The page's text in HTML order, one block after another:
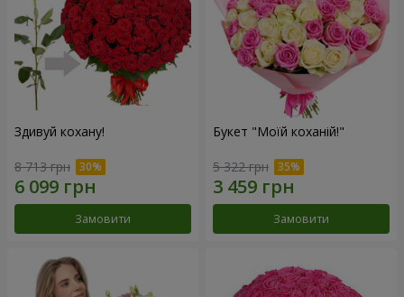
Здивуй кохану!
8 713 грн
Замовити
Букет "Моїй коханій!"
5 322 грн
Замовити